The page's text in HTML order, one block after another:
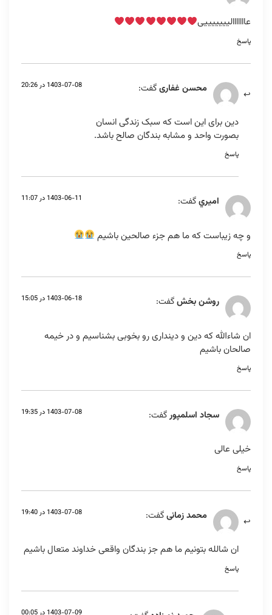
عااااااالیییییییی
پاسخ
محسن غفاریگفت: 1403-07-08 در 20:26
دین برای این است که سبک زندگی انسان
بصورت واحد و مشابه بندگان صالح باشد.
پاسخ
اميريگفت: 1403-06-11 در 11:07
و چه زيباست كه ما هم جزء صالحين باشيم
پاسخ
روشن بخشگفت: 1403-06-18 در 15:05
ان شاءالله که دین و دینداری رو بخوبی بشناسیم و در خیمه
صالحان باشیم
پاسخ
سجاد اسلمپورگفت: 1403-07-08 در 19:35
خیلی عالی
پاسخ
محمد زمانیگفت: 1403-07-08 در 19:40
ان شالله بتونیم ما هم جز بندگان واقعی خداوند متعال باشیم
پاسخ
1403-07-09 در 00:05